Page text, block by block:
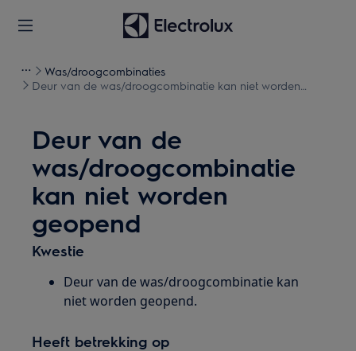
Was/droogcombinaties
Deur van de was/droogcombinatie kan niet worden
Deur van de
was/droogcombinatie
kan niet worden
geopend
Kwestie
Deur van de was/droogcombinatie kan
niet worden geopend.
Heeft betrekking op